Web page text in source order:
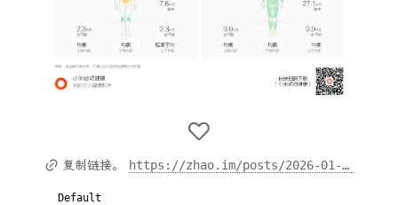
复制链接。 https://zhao.im/posts/2026-01-16-hui-fu-pao-bu-di-si-tian/
Default